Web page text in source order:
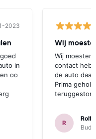
2023
in
oo
Wij
Wij moesten
contact
de auto
Prima
R
Rolf